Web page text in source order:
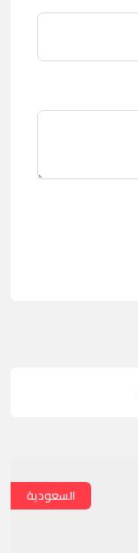
السعودية